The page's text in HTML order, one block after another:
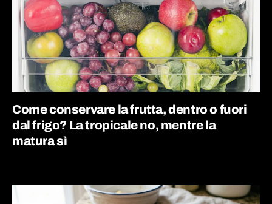
Come conservare la frutta, dentro o fuori
dal frigo? La tropicale no, mentre la
matura sì